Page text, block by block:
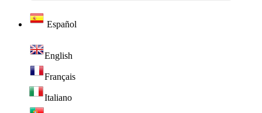
Español
English
Français
Italiano